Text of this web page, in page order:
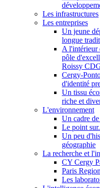
Les infrastructures
Les entreprises
Un jeune
longue
A l'intérieur
pôle
Roissy
Cergy-
d'identité
Un tissu
riche et
L'environnement
Un cadre
Le point
Un peu
géographie
La recherche et
CY Cergy
Paris
Les